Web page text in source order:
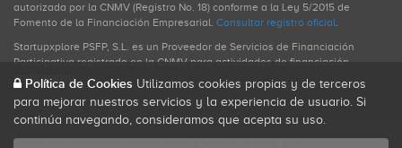
50tresdigital
Inversiones: 1
autorizada por la CNMV (Registro No. 18) conforme a la Ley 5/2015 de
Fomento de la Financiación Empresarial. Consultar registro oficial.
Startupxplore PSFP, S.L. es un Proveedor de Servicios de Financiación
Participativa registrado en la CNMV para actividades de financiación
participativa.
Política de Cookies Utilizamos cookies propias y de terceros
para mejorar nuestros servicios y la experiencia de usuario. Si
continúa navegando, consideramos que acepta su uso.